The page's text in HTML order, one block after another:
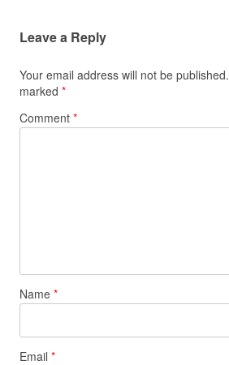
Leave a Reply
Your email address will not be published.
marked *
Comment *
Name *
Email *